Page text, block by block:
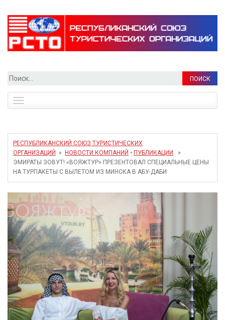
Найти:
navigation
РЕСПУБЛИКАНСКИЙ СОЮЗ ТУРИСТИЧЕСКИХ
ОРГАНИЗАЦИЙ
» НОВОСТИ КОМПАНИЙ • ПУБЛИКАЦИИ
»
ЭМИРАТЫ ЗОВУТ! «ВОЯЖТУР» ПРЕЗЕНТОВАЛ СПЕЦИАЛЬНЫЕ ЦЕНЫ
НА ТУРПАКЕТЫ С ВЫЛЕТОМ ИЗ МИНСКА В АБУ-ДАБИ